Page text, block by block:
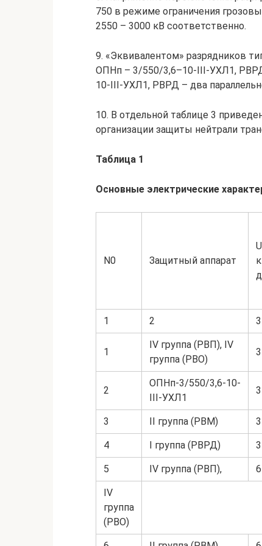
750 в режиме ограничения
2550 – 3000 кВ соответственно.
9. «Эквивалентом» разрядников
ОПНп – 3/550/3,6–10-III-УХЛ1,
10-III-УХЛ1, РВРД – два
10. В отдельной таблице 3
организации защиты нейтрали
Таблица 1
Основные электрические
N0 Защитный аппарат
1 2 3
1
IV группа (РВП), IV
группа (РВО)
3
2
ОПНп-3/550/3,6-10-
III-УХЛ1
3
3 II группа (РВМ) 3
4 I группа (РВРД) 3
5 IV группа (РВП), 6
IV
группа
(РВО)